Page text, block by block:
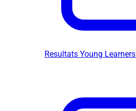
Resultats Young Learners